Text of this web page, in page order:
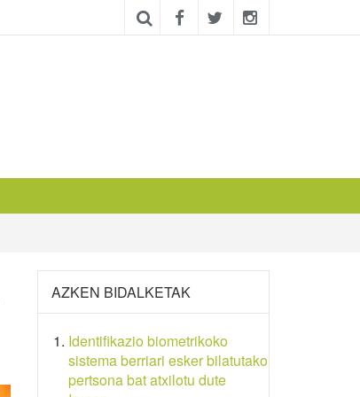
AZKEN BIDALKETAK
Identifikazio biometrikoko
sistema berriari esker bilatutako
pertsona bat atxilotu dute